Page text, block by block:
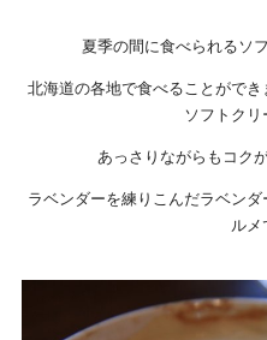
夏季の間に食べられるソ
北海道の各地で食べることがで
ソフトク
あっさりながらもコク
ラベンダーを練りこんだラベン
ルメ